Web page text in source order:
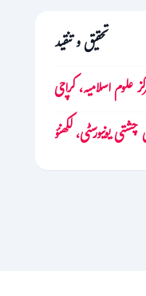
تحقیق و تنقید
علوم اسلامیہ، کراچی
یونیورسٹی، لکھنؤ